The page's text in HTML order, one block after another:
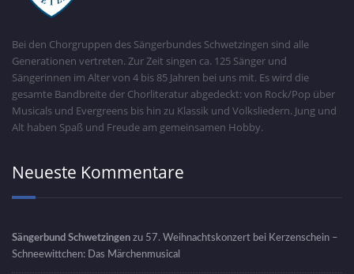
Bei den Chorgruppen des Sängerbundes Schwetzingen sind alle
Generationen vertreten. Zur Zeit singen ca. 125 Sänger und
Sängerinnen im Alter von 4 bis 85 Jahren bei uns mit. Es wird die
gesamte Bandbreite der Chorliteratur abgedeckt: von Rock/Pop über
Musicals und Evergreens bis hin zu Klassik und Volksliedern. Jung und
Alt haben Spaß und Freude am gemeinsamen Hobby.
Neueste Kommentare
Sängerbund Schwetzingen zu 57. Weihnachtskonzert bei Kerzenschein –
Schneewittchen: Das Märchenmusical